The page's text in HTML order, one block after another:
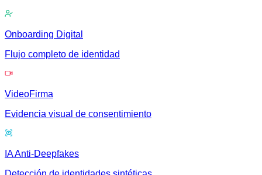
Onboarding Digital
Flujo completo de identidad
VideoFirma
Evidencia visual de consentimiento
IA Anti-Deepfakes